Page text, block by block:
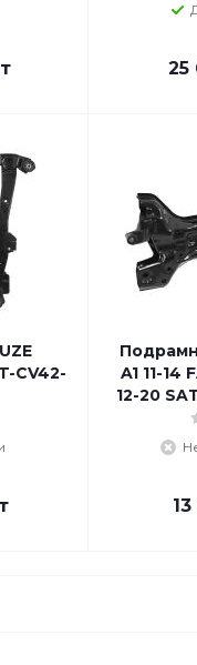
25
CV42-
A1 11-14
12-20
13